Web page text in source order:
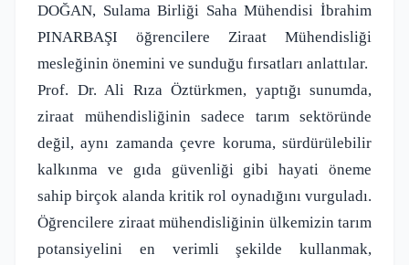
DOĞAN, Sulama Birliği Saha Mühendisi İbrahim
PINARBAŞI öğrencilere Ziraat Mühendisliği
mesleğinin önemini ve sunduğu fırsatları anlattılar.
Prof. Dr. Ali Rıza Öztürkmen, yaptığı sunumda,
ziraat mühendisliğinin sadece tarım sektöründe
değil, aynı zamanda çevre koruma, sürdürülebilir
kalkınma ve gıda güvenliği gibi hayati öneme
sahip birçok alanda kritik rol oynadığını vurguladı.
Öğrencilere ziraat mühendisliğinin ülkemizin tarım
potansiyelini en verimli şekilde kullanmak,